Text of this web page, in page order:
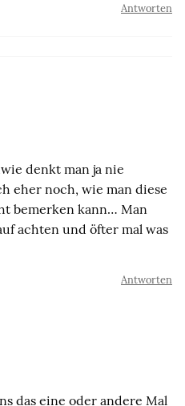
Antworten
denkt man ja nie
eher noch, wie man diese
bemerken kann… Man
achten und öfter mal was
Antworten
das eine oder andere Mal